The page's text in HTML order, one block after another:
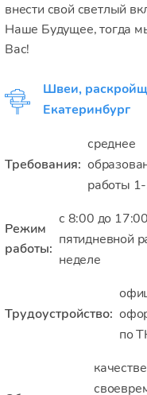
внести свой светлый
Наше Будущее, тогда
Вас!
Швеи,
Екатеринбург
Требования:
среднее
работы
Режим
работы:
с 8:00 до
пятидневной
неделе
Трудоустройство:
по